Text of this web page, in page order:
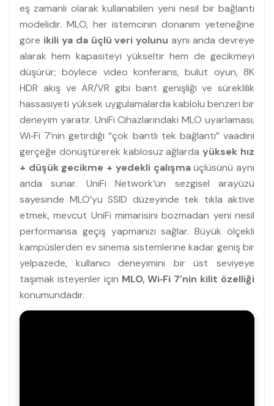
eş zamanlı olarak kullanabilen yeni nesil bir bağlantı
modelidir. MLO, her istemcinin donanım yeteneğine
göre ikili ya da üçlü veri yolunu aynı anda devreye
alarak hem kapasiteyi yükseltir hem de gecikmeyi
düşürür; böylece video konferans, bulut oyun, 8K
HDR akış ve AR/VR gibi bant genişliği ve süreklilik
hassasiyeti yüksek uygulamalarda kablolu benzeri bir
deneyim yaratır.​ UniFi Cihazlarındaki MLO uyarlaması,
Wi‑Fi 7’nin getirdiği “çok bantlı tek bağlantı” vaadini
gerçeğe dönüştürerek kablosuz ağlardayüksek hız
+ düşük gecikme + yedekli çalışmaüçlüsünü aynı
anda sunar. UniFi Network’ün sezgisel arayüzü
sayesinde MLO’yu SSID düzeyinde tek tıkla aktive
etmek, mevcut UniFi mimarisini bozmadan yeni nesil
performansa geçiş yapmanızı sağlar. Büyük ölçekli
kampüslerden ev sinema sistemlerine kadar geniş bir
yelpazede, kullanıcı deneyimini bir üst seviyeye
taşımak isteyenler için MLO, Wi‑Fi 7’nin kilit özelliği
konumundadır.